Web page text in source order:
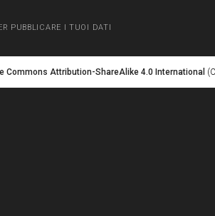
PUBBLICARE I TUOI DATI
Commons Attribution-ShareAlike 4.0 International